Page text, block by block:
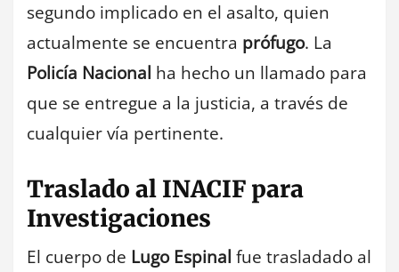
segundo implicado en el asalto, quien
actualmente se encuentra prófugo. La
Policía Nacional ha hecho un llamado para
que se entregue a la justicia, a través de
cualquier vía pertinente.
Traslado al INACIF para
Investigaciones
El cuerpo de Lugo Espinal fue trasladado al